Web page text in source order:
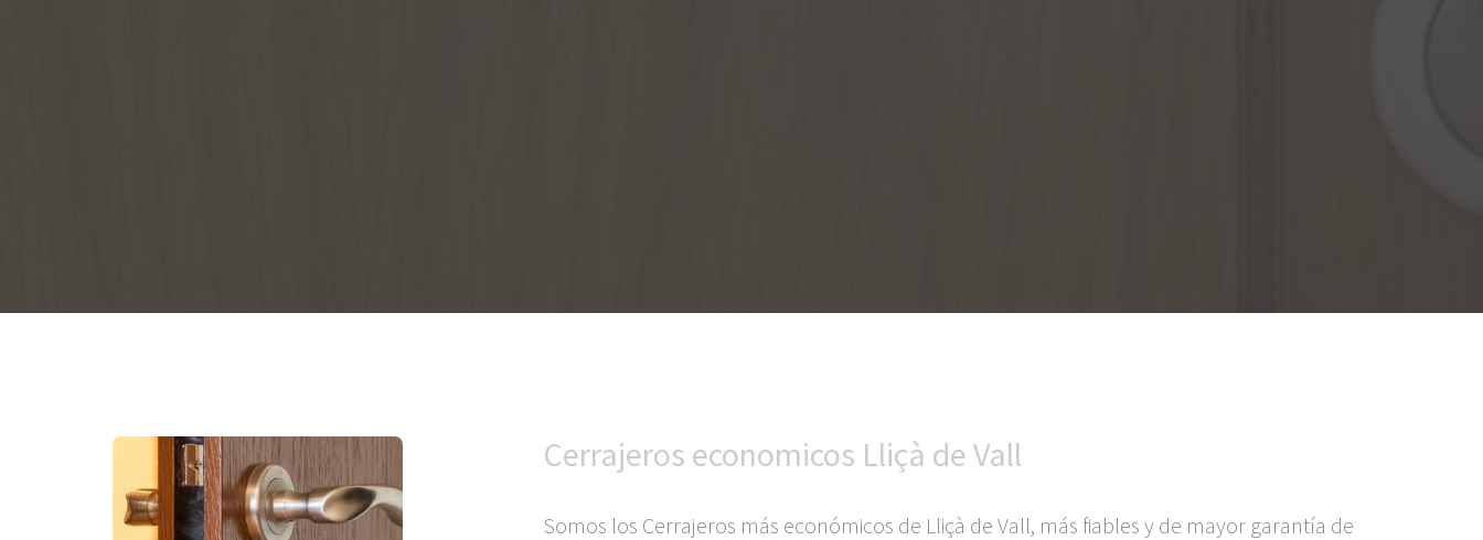
Cerrajeros economicos Lliçà de Vall
Somos los Cerrajeros más económicos de Lliçà de Vall, más fiables y de mayor garantía de